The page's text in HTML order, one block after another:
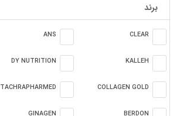
برند
CLEAR
ANS
KALLEH
DY NUTRITION
COLLAGEN GOLD
TACHRAPHARMED
BERDON
GINAGEN